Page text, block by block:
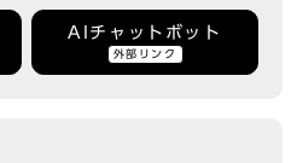
AIチャットボット
外部リンク